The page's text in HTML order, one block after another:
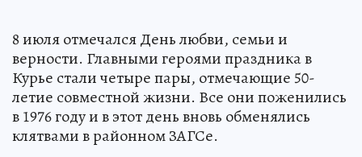
8 июля отмечался День любви, семьи и
верности. Главными героями праздника в
Курье стали четыре пары, отмечающие 50-
летие совместной жизни. Все они поженились
в 1976 году и в этот день вновь обменялись
клятвами в районном ЗАГСе.